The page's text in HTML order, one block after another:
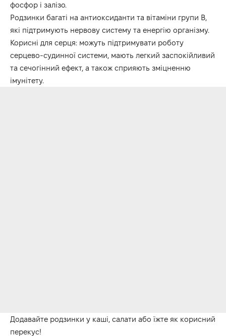
фосфор і залізо.
Родзинки багаті на антиоксиданти та вітаміни групи B,
які підтримують нервову систему та енергію організму.
Корисні для серця: можуть підтримувати роботу
серцево-судинної системи, мають легкий заспокійливий
та сечогінний ефект, а також сприяють зміцненню
імунітету.
Додавайте родзинки у каші, салати або їжте як корисний
перекус!